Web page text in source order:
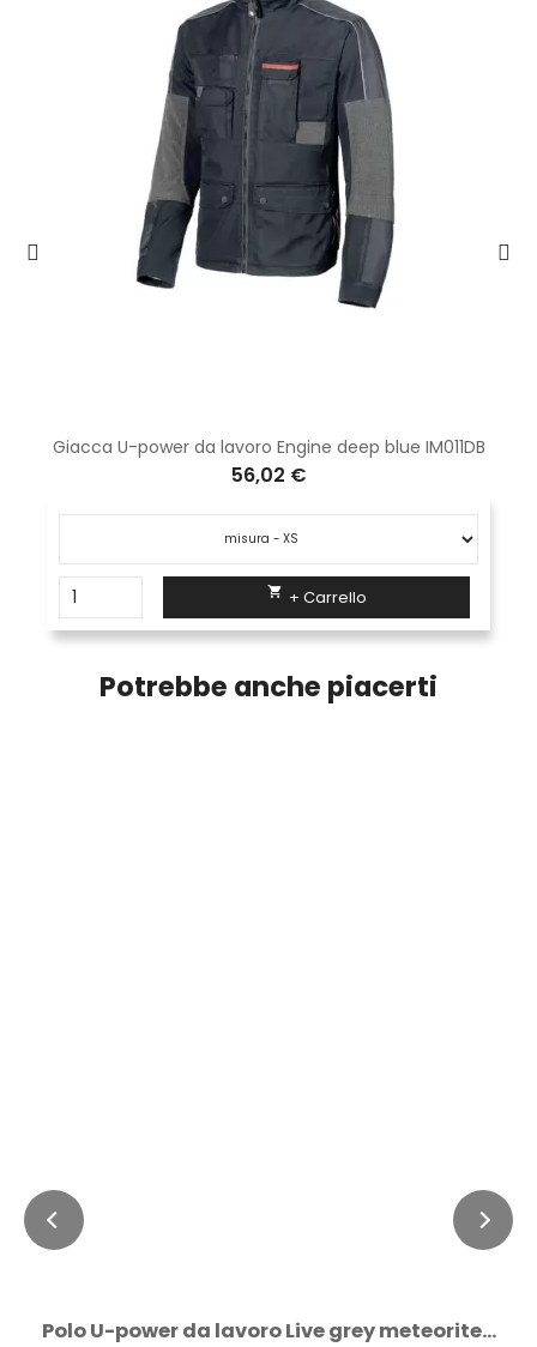
Giacca U-power da lavoro Engine deep blue IM011DB
56,02 €
 + Carrello
Potrebbe anche piacerti
Polo U-power da lavoro Live grey meteorite...